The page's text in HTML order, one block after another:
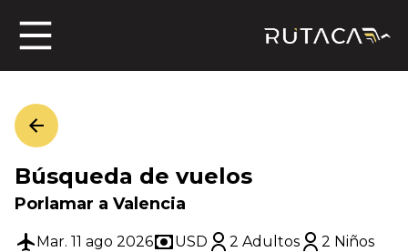
Búsqueda de vuelos
Porlamar a Valencia
Mar. 11 ago 2026 USD 2 Adultos
2 Niños